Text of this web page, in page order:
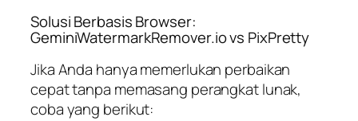
Solusi Berbasis Browser:
GeminiWatermarkRemover.io vs PixPretty
Jika Anda hanya memerlukan perbaikan
cepat tanpa memasang perangkat lunak,
coba yang berikut: